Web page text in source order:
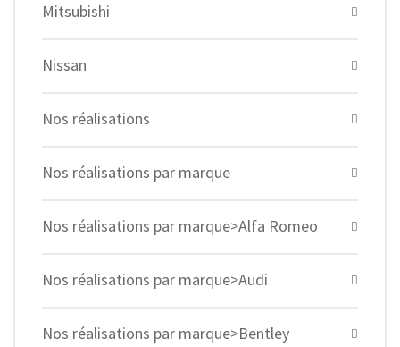
Mitsubishi
Nissan
Nos réalisations
Nos réalisations par marque
Nos réalisations par marque>Alfa Romeo
Nos réalisations par marque>Audi
Nos réalisations par marque>Bentley